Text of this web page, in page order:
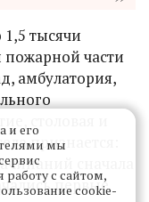
тысячи
части
амбулатория,
столовая и
признается:
сначала
первые
и его
мы
с сайтом,
cookie-